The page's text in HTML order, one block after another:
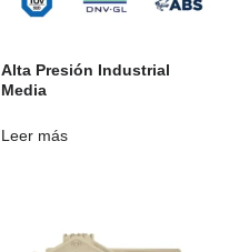
Alta Presión Industrial
Media
Leer más